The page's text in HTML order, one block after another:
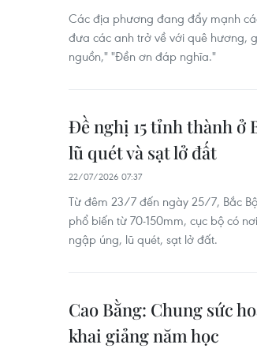
Các địa phương đang đẩy mạnh
đưa các anh trở về với quê hương,
nguồn," "Đền ơn đáp nghĩa."
Đề nghị 15 tỉnh thành ở
lũ quét và sạt lở đất
22/07/2026 07:37
Từ đêm 23/7 đến ngày 25/7, Bắc
phổ biến từ 70-150mm, cục bộ có
ngập úng, lũ quét, sạt lở đất.
Cao Bằng: Chung sức
khai giảng năm học